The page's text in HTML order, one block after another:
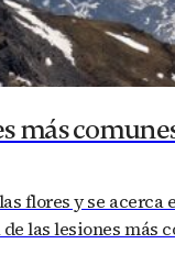
más
flores y se
las lesiones